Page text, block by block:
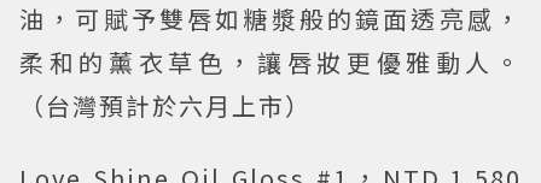
油，可賦予雙唇如糖漿般的鏡面透亮感，
柔和的薰衣草色，讓唇妝更優雅動人。
（台灣預計於六月上市）